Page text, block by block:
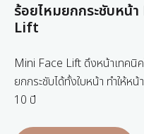
ร้อยไหมยกกระชับหน้
Lift
Mini Face Lift ดึงหน้าเทคนิค
ยกกระชับได้ทั้งใบหน้า ทำให้ห
10 ปี